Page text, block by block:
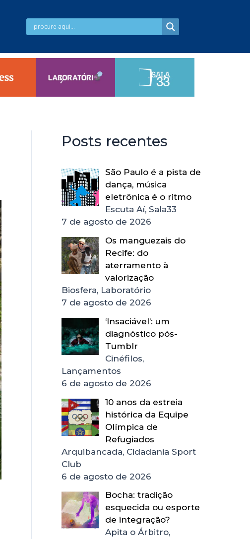
Posts recentes
São Paulo é a pista de
dança, música
eletrônica é o ritmo
Escuta Aí, Sala33
7 de agosto de 2026
Os manguezais do
Recife: do
aterramento à
valorização
Biosfera, Laboratório
7 de agosto de 2026
‘Insaciável’: um
diagnóstico pós-
Tumblr
Cinéfilos,
Lançamentos
6 de agosto de 2026
10 anos da estreia
histórica da Equipe
Olímpica de
Refugiados
Arquibancada, Cidadania Sport
Club
6 de agosto de 2026
Bocha: tradição
esquecida ou esporte
de integração?
Apita o Árbitro,